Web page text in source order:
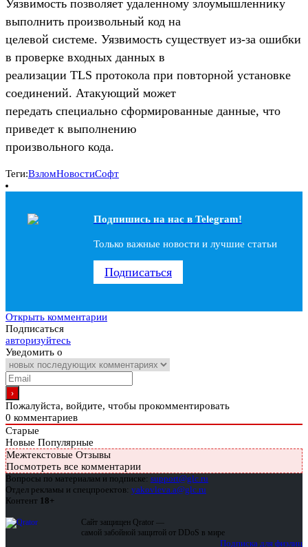
Уязвимость позволяет удаленному злоумышленнику
выполнить произвольный код на
целевой системе. Уязвимость существует из-за ошибки
в проверке входных данных в
реализации TLS протокола при повторной установке
соединений. Атакующий может
передать специально сформированные данные, что
приведет к выполнению
произвольного кода.
Теги:ВзломНовостиСофт
Подпишись на наc в Telegram!
Только важные новости и лучшие статьи
Подписаться
Открыть комментарии
Подписаться
авторизуйтесь
Уведомить о
Пожалуйста, войдите, чтобы прокомментировать
0 комментариев
Старые
Новые Популярные
Межтекстовые Отзывы
Посмотреть все комментарии
Вопросы по материалам и подписке: support@glc.ru
Отдел рекламы и спецпроектов: yakovleva.a@glc.ru
Контент 18+
Сайт защищен Qrator —
самой забойной защитой от DDoS в мире
Подписка для физлиц